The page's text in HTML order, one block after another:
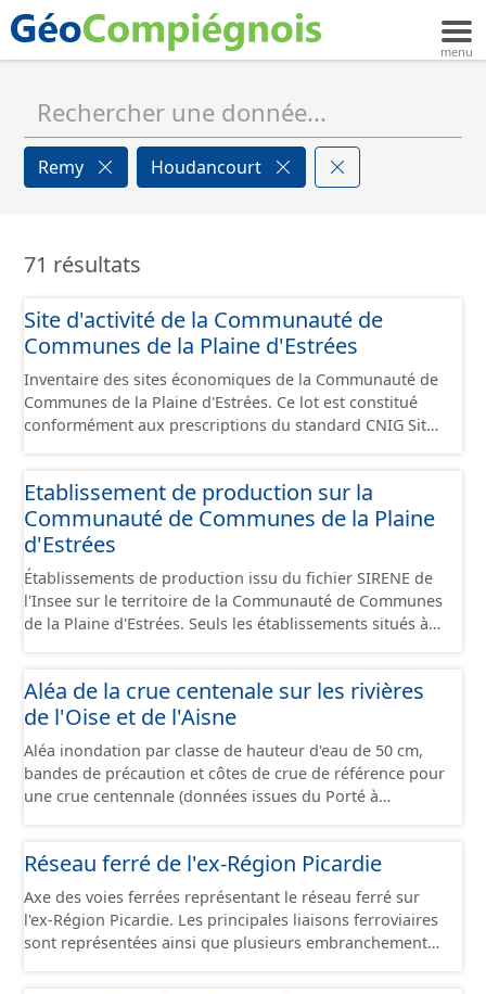
Remy Houdancourt
71 résultats
Site d'activité de la Communauté de
Communes de la Plaine d'Estrées
Inventaire des sites économiques de la Communauté de
Communes de la Plaine d'Estrées. Ce lot est constitué
conformément aux prescriptions du standard CNIG Sites
Etablissement de production sur la
Communauté de Communes de la Plaine
d'Estrées
Établissements de production issu du fichier SIRENE de
l'Insee sur le territoire de la Communauté de Communes
de la Plaine d'Estrées. Seuls les établissements situés à
conformément aux prescriptions du standard CNIG Sites
Économiques. Ce lot ne contient pas la référence aux
delà des prescriptions du CNIG se limitant aux SCI.
Aléa de la crue centenale sur les rivières
de l'Oise et de l'Aisne
Aléa inondation par classe de hauteur d'eau de 50 cm,
bandes de précaution et côtes de crue de référence pour
une crue centennale (données issues du Porté à
Réseau ferré de l'ex-Région Picardie
Axe des voies ferrées représentant le réseau ferré sur
l'ex-Région Picardie. Les principales liaisons ferroviaires
sont représentées ainsi que plusieurs embranchements